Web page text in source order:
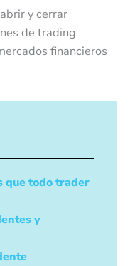
y cerrar
de trading
financieros
que todo trader
y